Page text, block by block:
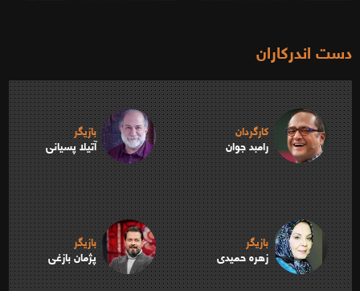
دست اندرکاران
کارگردان
رامبد جوان
بازیگر
آتیلا پسیانی
بازیگر
زهره حمیدی
بازیگر
پژمان بازغی